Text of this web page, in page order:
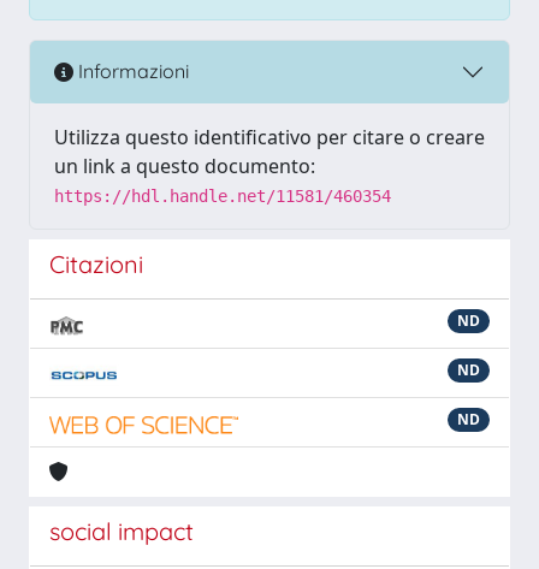
Informazioni
Utilizza questo identificativo per citare o creare
un link a questo documento:
https://hdl.handle.net/11581/460354
Citazioni
ND
ND
ND
social impact